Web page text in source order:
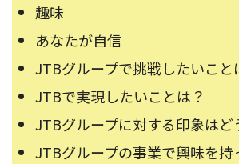
趣味
あなたが自信
JTBグループで挑戦したいこと
JTBで実現したいことは？
JTBグループに対する印象はど
JTBグループの事業で興味を持